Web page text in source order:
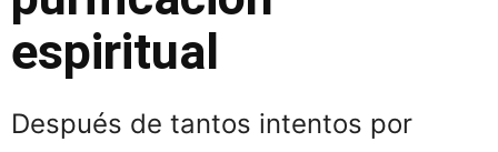
espiritual
Después de tantos intentos por